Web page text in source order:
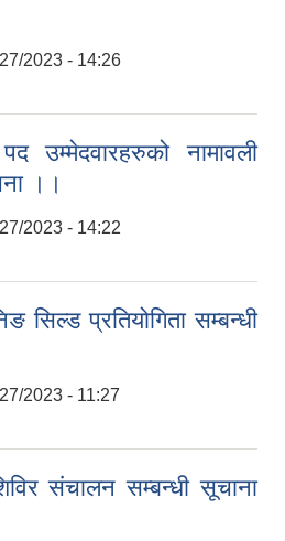
2023 - 14:26
उम्मेदवारहरुको नामावली
।।
2023 - 14:22
सिल्ड प्रतियोगिता सम्बन्धी
2023 - 11:27
संचालन सम्बन्धी सूचाना